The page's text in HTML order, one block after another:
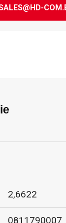
2,6622
0811790007